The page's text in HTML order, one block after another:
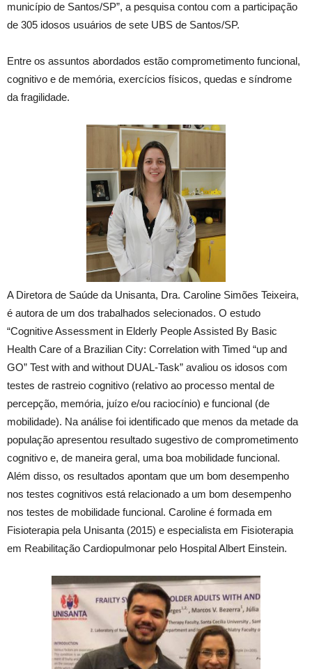
município de Santos/SP”, a pesquisa contou com a participação
de 305 idosos usuários de sete UBS de Santos/SP.
Entre os assuntos abordados estão comprometimento funcional,
cognitivo e de memória, exercícios físicos, quedas e síndrome
da fragilidade.
A Diretora de Saúde da Unisanta, Dra. Caroline Simões Teixeira,
é autora de um dos trabalhados selecionados. O estudo
“Cognitive Assessment in Elderly People Assisted By Basic
Health Care of a Brazilian City: Correlation with Timed “up and
GO” Test with and without DUAL-Task” avaliou os idosos com
testes de rastreio cognitivo (relativo ao processo mental de
percepção, memória, juízo e/ou raciocínio) e funcional (de
mobilidade). Na análise foi identificado que menos da metade da
população apresentou resultado sugestivo de comprometimento
cognitivo e, de maneira geral, uma boa mobilidade funcional.
Além disso, os resultados apontam que um bom desempenho
nos testes cognitivos está relacionado a um bom desempenho
nos testes de mobilidade funcional. Caroline é formada em
Fisioterapia pela Unisanta (2015) e especialista em Fisioterapia
em Reabilitação Cardiopulmonar pelo Hospital Albert Einstein.